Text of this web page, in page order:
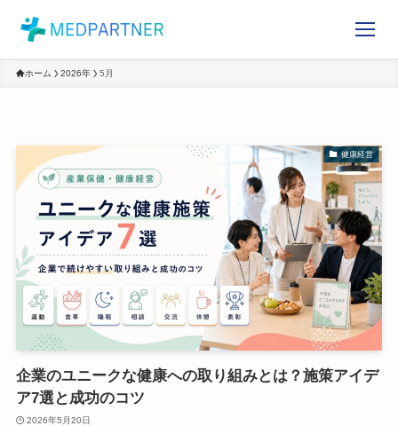
ホーム 2026年 5月
健康経営
企業のユニークな健康への取り組みとは？施策アイデ
ア7選と成功のコツ
2026年5月20日